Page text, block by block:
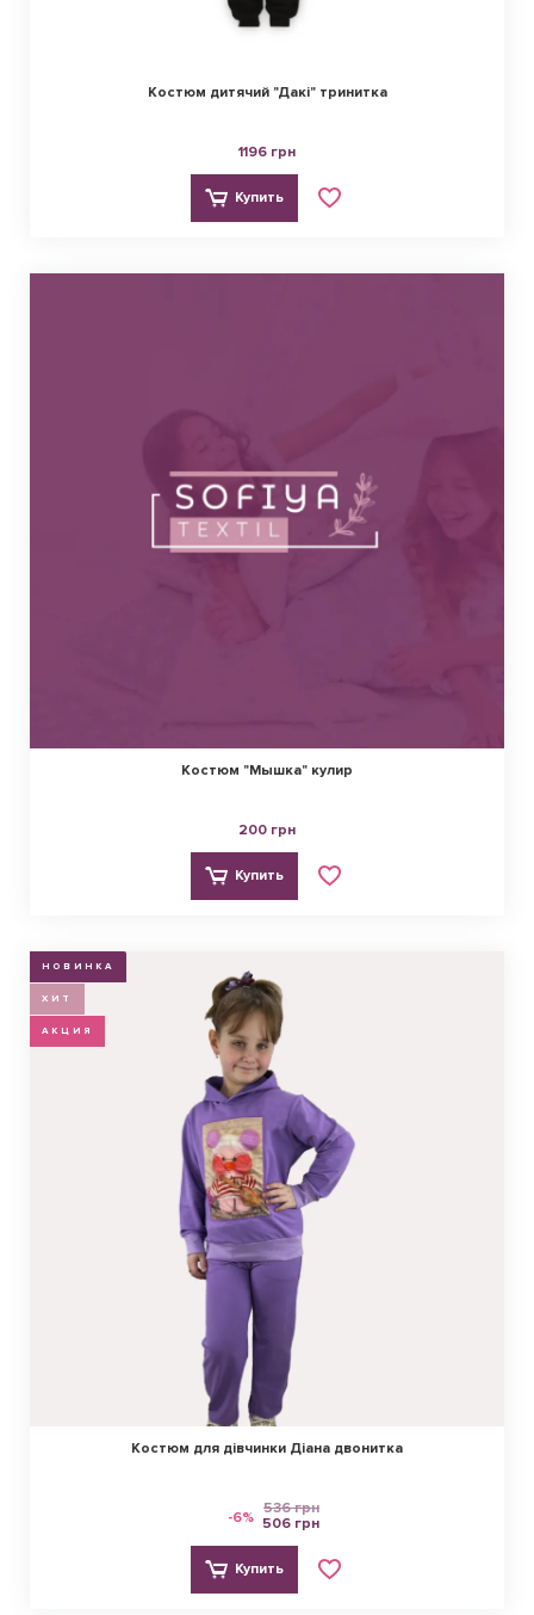
Костюм дитячий "Дакі" тринитка
1196 грн
Купить
Костюм "Мышка" кулир
200 грн
Купить
НОВИНКА
ХИТ
АКЦИЯ
Костюм для дівчинки Діана двонитка
-6% 536 грн
506 грн
Купить